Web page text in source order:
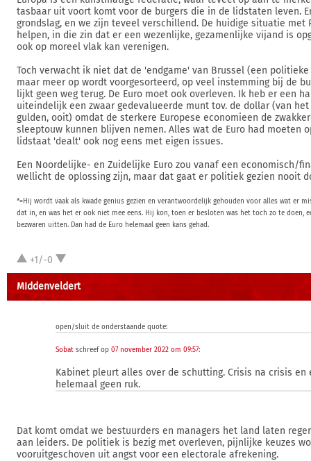
tasbaar uit voort komt voor de burgers die in de lidstaten leven.
grondslag, en we zijn teveel verschillend. De huidige situatie met
helpen, in die zin dat er een wezenlijke, gezamenlijke vijand is
ook op moreel vlak kan verenigen.
Toch verwacht ik niet dat de 'endgame' van Brussel (een
maar meer op wordt voorgesorteerd, op veel instemming bij de
lijkt geen weg terug. De Euro moet ook overleven. Ik heb er een
uiteindelijk een zwaar gedevalueerde munt tov. de dollar (van
gulden, ooit) omdat de sterkere Europese economieen de
sleeptouw kunnen blijven nemen. Alles wat de Euro had moeten
lidstaat 'dealt' ook nog eens met eigen issues.
Een Noordelijke- en Zuidelijke Euro zou vanaf een economisch/
wellicht de oplossing zijn, maar dat gaat er politiek gezien nooit
*=Hij wordt vaak als kwade genius gezien en verantwoordelijk gehouden voor alles wat er
dat in, en was het er ook niet mee eens. Hij kon, toen er besloten was het toch zo te doen,
bezwaren uitten. Dan had de Euro helemaal geen kans gehad.
+1/-0
MIddenveldert
open/sluit de onderstaande quote:
Sobat schreef op 07 november 2022 om 09:57:
Kabinet pleurt alles over de schutting. Crisis na crisis en
helemaal geen ruk.
Dat komt omdat we bestuurders en managers het land laten
aan leiders. De politiek is bezig met overleven, pijnlijke keuzes
vooruitgeschoven uit angst voor een electorale afrekening.